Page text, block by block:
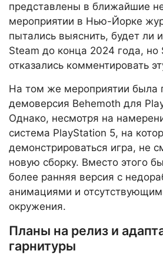
представлены в ближайшие
мероприятии в Нью-Йорке
пытались выяснить, будет ли
Steam до конца 2024 года, но
отказались комментировать
На том же мероприятии была
демоверсия Behemoth для
Однако, несмотря на
система PlayStation 5, на
демонстрироваться игра, не
новую сборку. Вместо этого
более ранняя версия с
анимациями и
окружения.
Планы на релиз и
гарнитуры